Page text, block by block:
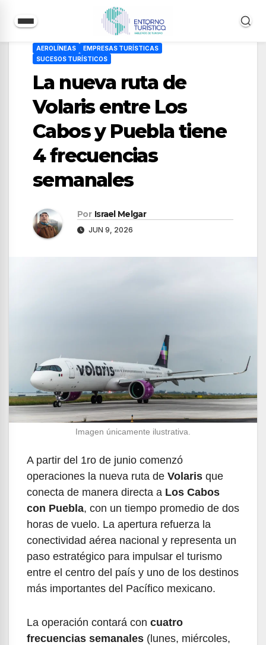
AEROLÍNEAS
EMPRESAS TURÍSTICAS
SUCESOS TURÍSTICOS
La nueva ruta de
Volaris entre Los
Cabos y Puebla tiene
4 frecuencias
semanales
Por Israel Melgar
JUN 9, 2026
Imagen únicamente ilustrativa.
A partir del 1ro de junio comenzó
operaciones la nueva ruta de Volaris que
conecta de manera directa a Los Cabos
con Puebla, con un tiempo promedio de dos
horas de vuelo. La apertura refuerza la
conectividad aérea nacional y representa un
paso estratégico para impulsar el turismo
entre el centro del país y uno de los destinos
más importantes del Pacífico mexicano.
La operación contará con cuatro
frecuencias semanales (lunes, miércoles,